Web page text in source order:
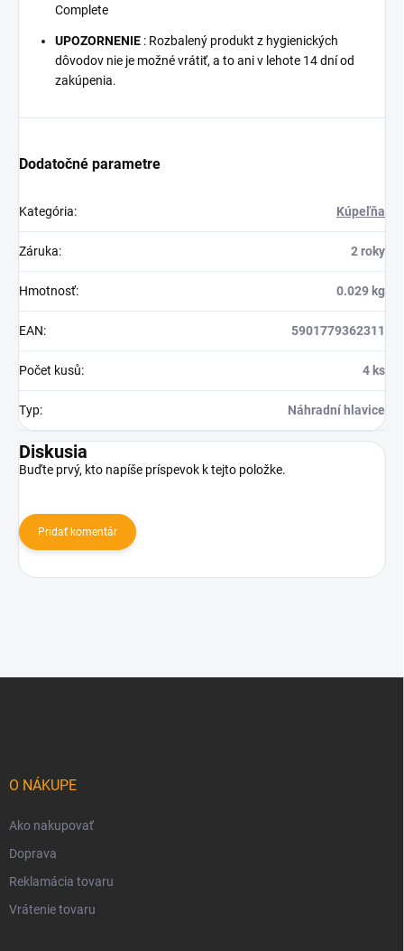
Complete
UPOZORNENIE : Rozbalený produkt z hygienických
dôvodov nie je možné vrátiť, a to ani v lehote 14 dní od
zakúpenia.
Dodatočné parametre
Kategória: Kúpeľňa
Záruka: 2 roky
Hmotnosť: 0.029 kg
EAN: 5901779362311
Počet kusů: 4 ks
Typ: Náhradní hlavice
Diskusia
Buďte prvý, kto napíše príspevok k tejto položke.
Pridať komentár
O NÁKUPE
Ako nakupovať
Doprava
Reklamácia tovaru
Vrátenie tovaru